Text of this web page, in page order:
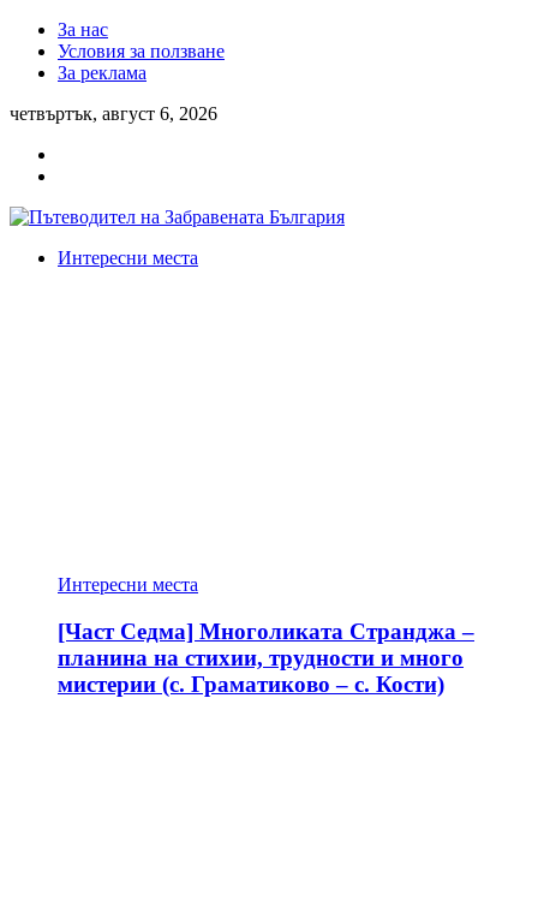
За нас
Условия за ползване
За реклама
четвъртък, август 6, 2026
Интересни места
Интересни места
[Част Седма] Многоликата Странджа –
планина на стихии, трудности и много
мистерии (с. Граматиково – с. Кости)